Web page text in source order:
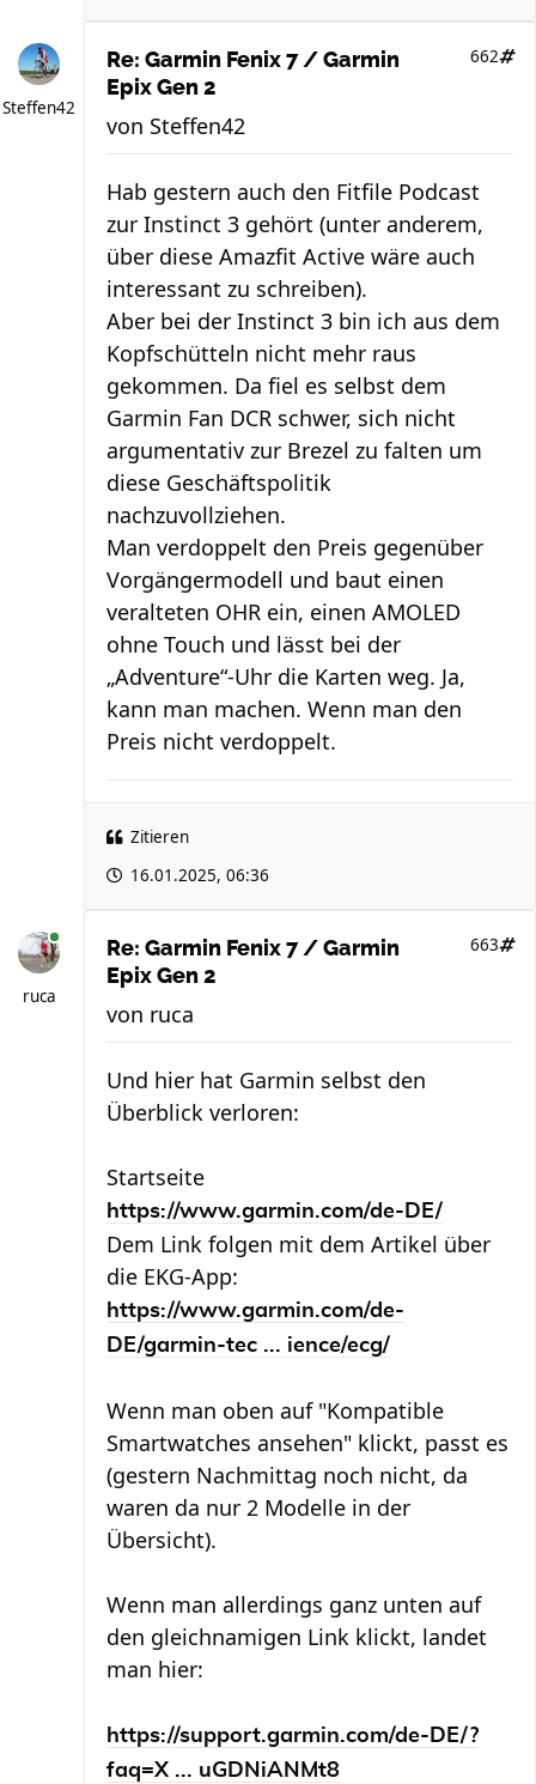
Steffen42
Re: Garmin Fenix 7 / Garmin
Epix Gen 2
662
von Steffen42
Hab gestern auch den Fitfile Podcast
zur Instinct 3 gehört (unter anderem,
über diese Amazfit Active wäre auch
interessant zu schreiben).
Aber bei der Instinct 3 bin ich aus dem
Kopfschütteln nicht mehr raus
gekommen. Da fiel es selbst dem
Garmin Fan DCR schwer, sich nicht
argumentativ zur Brezel zu falten um
diese Geschäftspolitik
nachzuvollziehen.
Man verdoppelt den Preis gegenüber
Vorgängermodell und baut einen
veralteten OHR ein, einen AMOLED
ohne Touch und lässt bei der
„Adventure“-Uhr die Karten weg. Ja,
kann man machen. Wenn man den
Preis nicht verdoppelt.
Zitieren
16.01.2025, 06:36
ruca
Re: Garmin Fenix 7 / Garmin
Epix Gen 2
663
von ruca
Und hier hat Garmin selbst den
Überblick verloren:
Startseite
https://www.garmin.com/de-DE/
Dem Link folgen mit dem Artikel über
die EKG-App:
https://www.garmin.com/de-
DE/garmin-tec ... ience/ecg/
Wenn man oben auf "Kompatible
Smartwatches ansehen" klickt, passt es
(gestern Nachmittag noch nicht, da
waren da nur 2 Modelle in der
Übersicht).
Wenn man allerdings ganz unten auf
den gleichnamigen Link klickt, landet
man hier:
https://support.garmin.com/de-DE/?
faq=X ... uGDNiANMt8